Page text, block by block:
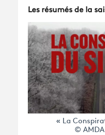
Les résumés de la
« La
©